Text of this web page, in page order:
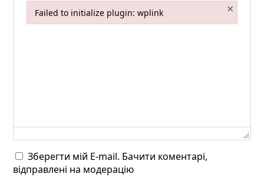
Зберегти мій E-mail. Бачити коментарі,
відправлені на модерацію
Failed to initialize plugin: wplink ×
Failed to initialize plugin: wplink